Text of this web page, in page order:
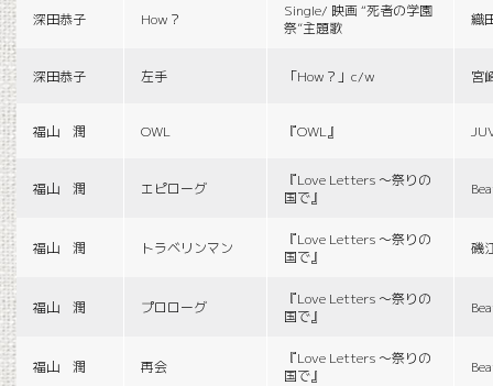
深田恭子 How？
Single/ 映画 “死者の学園
祭”主題歌
織
深田恭子 左手 「How？」c/w 宮
福山 潤 OWL 『OWL』
福山 潤 エピローグ
『Love Letters 〜祭りの
国で』
福山 潤 トラベリンマン
『Love Letters 〜祭りの
国で』
磯
福山 潤 プロローグ
『Love Letters 〜祭りの
国で』
福山 潤 再会
『Love Letters 〜祭りの
国で』